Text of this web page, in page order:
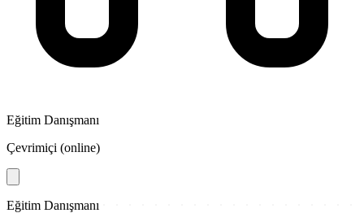
Eğitim Danışmanı
Çevrimiçi (online)
Eğitim Danışmanı